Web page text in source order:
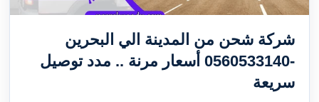
شركة شحن من المدينة الي البحرين
-0560533140 أسعار مرنة .. مدد توصيل
سريعة